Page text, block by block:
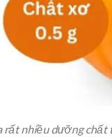
rất nhiều dưỡng